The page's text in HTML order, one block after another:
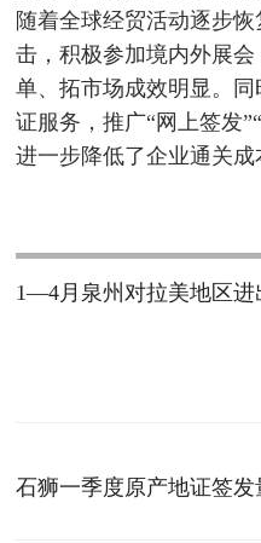
随着全球经贸活动逐步
击，积极参加境内外展
单、拓市场成效明显。
证服务，推广“网上签发
进一步降低了企业通关成
1—4月泉州对拉美地区进
石狮一季度原产地证签